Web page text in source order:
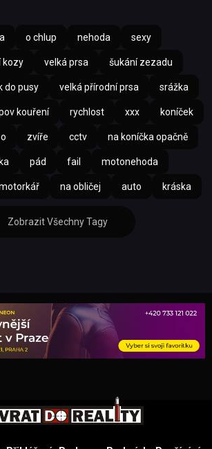
o chlup nehoda sexy
kozy velká prsa šukání zezadu
do pusy velká přírodní prsa srážka
kouření rychlost xxx koníček
zvíře cctv na koníčka opačně
pád fail motonehoda
na obličej auto kráska
Zobrazit Všechny Tagy